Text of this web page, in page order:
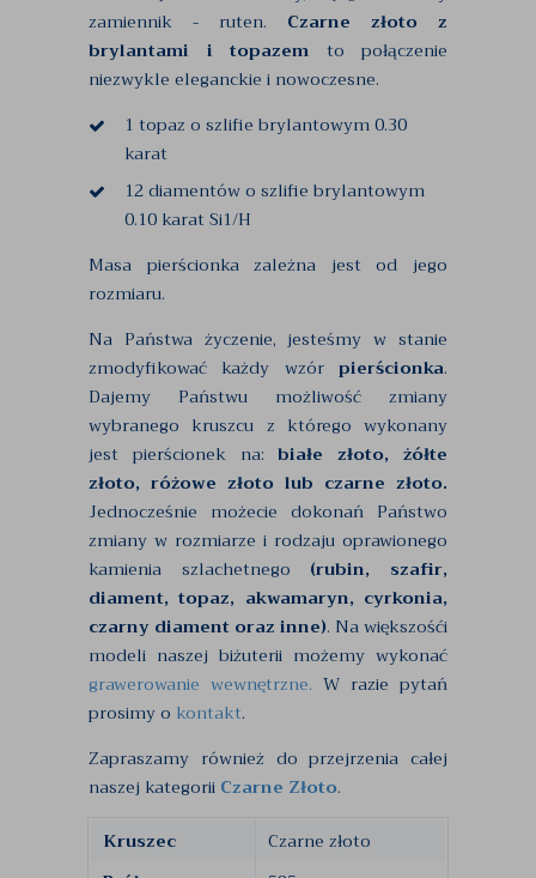
zamiennik - ruten. Czarne złoto z
brylantami i topazem to połączenie
niezwykle eleganckie i nowoczesne.
1 topaz o szlifie brylantowym 0.30
karat
12 diamentów o szlifie brylantowym
0.10 karat Si1/H
Masa pierścionka zależna jest od jego
rozmiaru.
Na Państwa życzenie, jesteśmy w stanie
zmodyfikować każdy wzór pierścionka.
Dajemy Państwu możliwość zmiany
wybranego kruszcu z którego wykonany
jest pierścionek na:białe złoto, żółte
złoto, różowe złoto lub czarne złoto.
Jednocześnie możecie dokonań Państwo
zmiany w rozmiarze i rodzaju oprawionego
kamienia szlachetnego (rubin, szafir,
diament, topaz, akwamaryn, cyrkonia,
czarny diament oraz inne). Na większośći
modeli naszej biżuterii możemy wykonać
grawerowanie wewnętrzne. W razie pytań
prosimy o kontakt.
Zapraszamy również do przejrzenia całej
naszej kategorii Czarne Złoto.
Kruszec
Czarne złoto